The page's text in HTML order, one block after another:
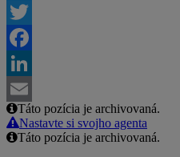
Twitter
Facebook
LinkedIn
Email
Táto pozícia je archivovaná.
Nastavte si svojho agenta
Táto pozícia je archivovaná.